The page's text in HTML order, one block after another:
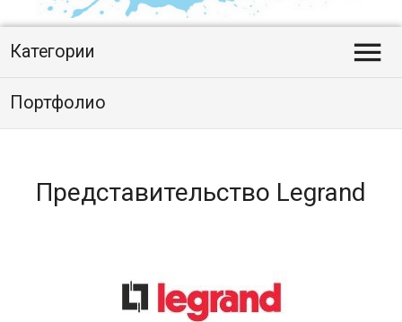
Категории 
Портфолио
Представительство Legrand